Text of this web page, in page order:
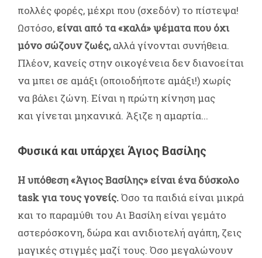
πολλές φορές, μέχρι που (σχεδόν) το πίστεψα!
Ωστόσο, είναι από τα «καλά» ψέματα που όχι
μόνο σώζουν ζωές,αλλά γίνονται συνήθεια.
Πλέον, κανείς στην οικογένεια δεν διανοείται
να μπει σε αμάξι (οποιοδήποτε αμάξι!) χωρίς
να βάλει ζώνη. Είναι η πρώτη κίνηση μας
και γίνεται μηχανικά. Άξιζε η αμαρτία...
Φυσικά και υπάρχει Άγιος Βασίλης
H υπόθεση «Άγιος Βασίλης» είναι ένα δύσκολο
task για τους γονείς.Όσο τα παιδιά είναι μικρά
και το παραμύθι του Αι Βασίλη είναι γεμάτο
αστερόσκονη, δώρα και ανιδιοτελή αγάπη, ζεις
μαγικές στιγμές μαζί τους. Όσο μεγαλώνουν